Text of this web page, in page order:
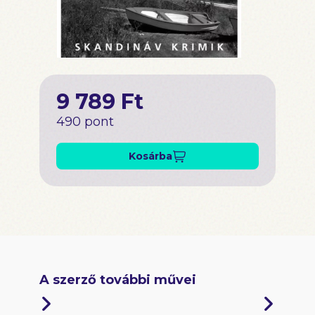
9 789 Ft
490 pont
Kosárba
A szerző további művei